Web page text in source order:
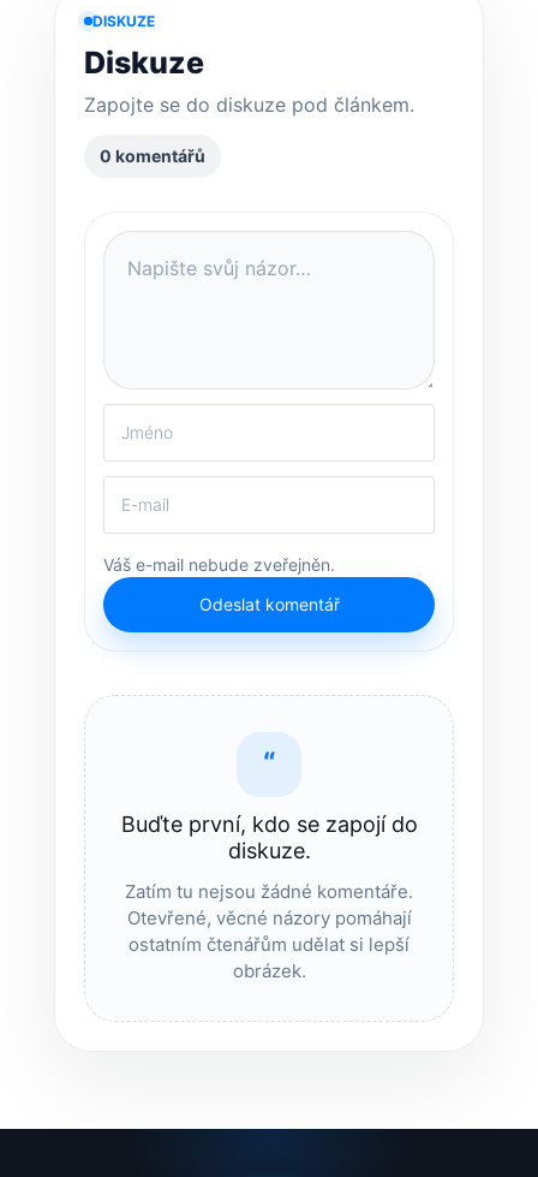
DISKUZE
Diskuze
Zapojte se do diskuze pod článkem.
0 komentářů
Váš e-mail nebude zveřejněn.
Odeslat komentář
“
Buďte první, kdo se zapojí do
diskuze.
Zatím tu nejsou žádné komentáře.
Otevřené, věcné názory pomáhají
ostatním čtenářům udělat si lepší
obrázek.